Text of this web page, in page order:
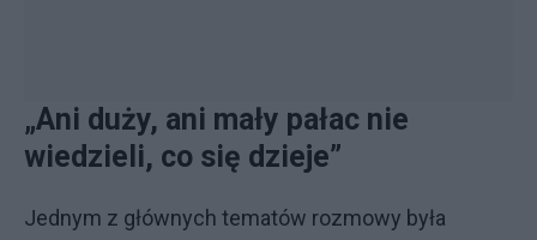
„Ani duży, ani mały pałac nie
wiedzieli, co się dzieje”
Jednym z głównych tematów rozmowy była